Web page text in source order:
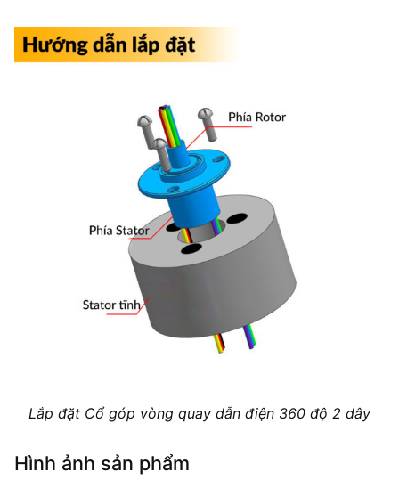
Lắp đặt Cổ góp vòng quay dẫn điện 360 độ 2 dây
Hình ảnh sản phẩm